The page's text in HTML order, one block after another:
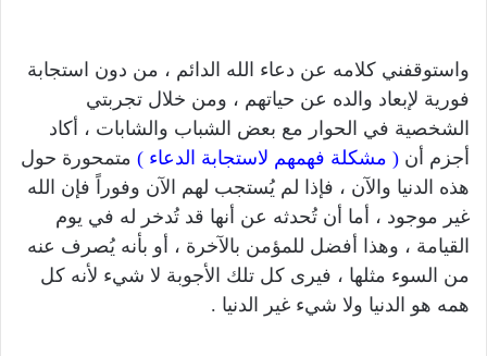
واستوقفني كلامه عن دعاء الله الدائم ، من دون استجابة
فورية لإبعاد والده عن حياتهم ، ومن خلال تجربتي
الشخصية في الحوار مع بعض الشباب والشابات ، أكاد
أجزم أن ( مشكلة فهمهم لاستجابة الدعاء ) متمحورة حول
هذه الدنيا والآن ، فإذا لم يُستجب لهم الآن وفوراً فإن الله
غير موجود ، أما أن تُحدثه عن أنها قد تُدخر له في يوم
القيامة ، وهذا أفضل للمؤمن بالآخرة ، أو بأنه يُصرف عنه
من السوء مثلها ، فيرى كل تلك الأجوبة لا شيء لأنه كل
همه هو الدنيا ولا شيء غير الدنيا .